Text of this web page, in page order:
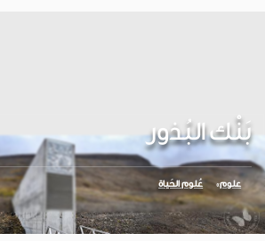
بَنْك البُذور
علوم عُلوم الحَياة